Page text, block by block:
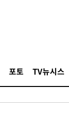
포토 TV뉴시스